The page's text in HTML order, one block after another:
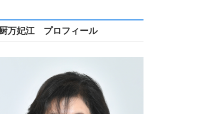
万妃江 プロフィール